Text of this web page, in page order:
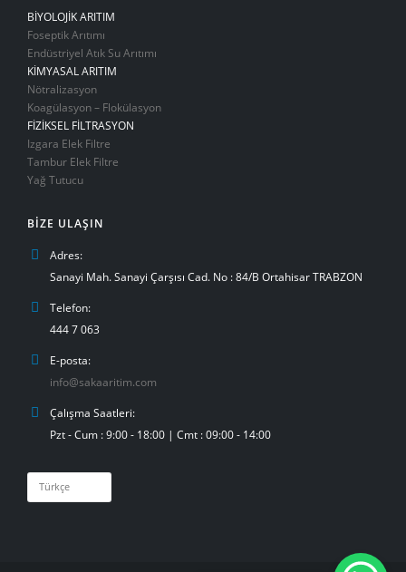
BİYOLOJİK ARITIM
Foseptik Arıtımı
Endüstriyel Atık Su Arıtımı
KİMYASAL ARITIM
Nötralizasyon
Koagülasyon – Flokülasyon
FİZİKSEL FİLTRASYON
Izgara Elek Filtre
Tambur Elek Filtre
Yağ Tutucu
BIZE ULAŞIN
Adres:
Sanayi Mah. Sanayi Çarşısı Cad. No : 84/B Ortahisar TRABZON
Telefon:
444 7 063
E-posta:
info@sakaaritim.com
Çalışma Saatleri:
Pzt - Cum : 9:00 - 18:00 | Cmt : 09:00 - 14:00
Dil
Seç